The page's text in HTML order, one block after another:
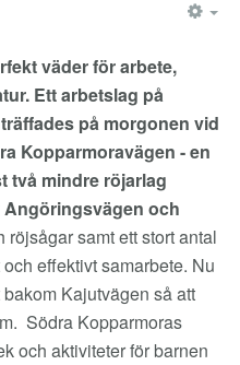
väder för arbete,
Ett arbetslag på
på morgonen vid
Kopparmoravägen - en
två mindre röjarlag
och
röjsågar samt ett stort antal
effektivt samarbete. Nu
Kajutvägen så att
Södra Kopparmoras
och aktiviteter för barnen